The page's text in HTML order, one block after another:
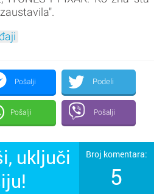
Pošalji Podeli
Pošalji Pošalji
uključi
Broj komentara:
5